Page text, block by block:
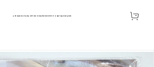
АВТОАКСЕССУАРЫ ОПТОМ В ЕКАТЕРИНБУРГЕ ПО ВЫГОДНОЙ ЦЕНЕ